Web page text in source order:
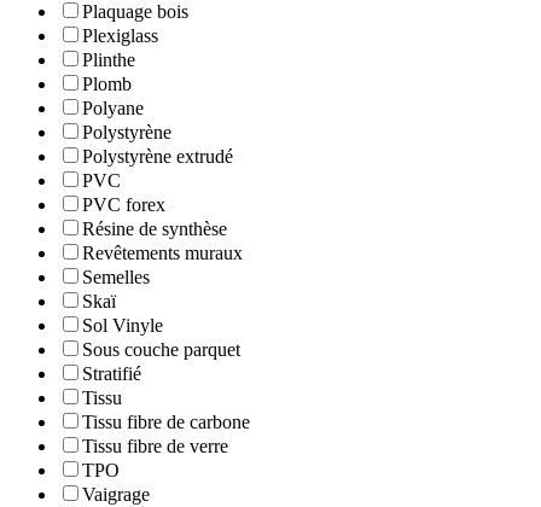
Plaquage bois
Plexiglass
Plinthe
Plomb
Polyane
Polystyrène
Polystyrène extrudé
PVC
PVC forex
Résine de synthèse
Revêtements muraux
Semelles
Skaï
Sol Vinyle
Sous couche parquet
Stratifié
Tissu
Tissu fibre de carbone
Tissu fibre de verre
TPO
Vaigrage